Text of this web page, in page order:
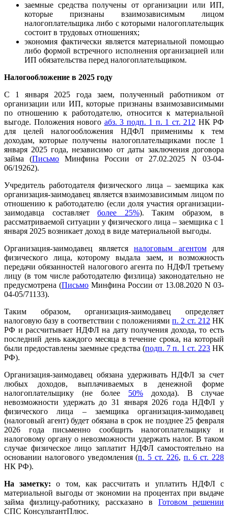
заемные средства получены от организации или ИП,
которые признаны взаимозависимым лицом
налогоплательщика либо с которыми налогоплательщик
состоит в трудовых отношениях;
экономия фактически является материальной помощью
либо формой встречного исполнения организацией или
ИП обязательства перед налогоплательщиком.
Налогообложение в 2025 году
С 1 января 2025 года заем, полученный работником от
организации или ИП, которые признаны взаимозависимыми
по отношению к работодателю, относится к материальной
выгоде. Положения нового абз. 3 подп. 1 п. 1 ст. 212 НК РФ
для целей налогообложения НДФЛ применимы к тем
доходам, которые получены налогоплательщиками после 1
января 2025 года, независимо от даты заключения договора
займа (Письмо Минфина России от 27.02.2025 N 03-04-
06/19262).
Учредитель работодателя физического лица – заемщика как
организация-заимодавец является взаимозависимым лицом по
отношению к работодателю (если доля участия организации-
заимодавца составляет более 25%). Таким образом, в
рассматриваемой ситуации у физического лица – заемщика с 1
января 2025 возникает доход в виде материальной выгоды.
Организация-заимодавец является налоговым агентомдля
физического лица, которому выдала заем, и возможность
передачи обязанностей налогового агента по НДФЛ третьему
лицу (в том числе работодателю физлица) законодательно не
предусмотрена (Письмо Минфина России от 13.08.2020 N 03-
04-05/71133).
Таким образом, организация-заимодавец определяет
налоговую базу в соответствии с положениямип. 2 ст. 212 НК
РФ и рассчитывает НДФЛ на дату получения дохода, то есть
последний день каждого месяца в течение срока, на который
были предоставлены заемные средства (подп. 7 п. 1 ст. 223 НК
РФ).
Организация-заимодавец обязана удерживать НДФЛ за счет
любых доходов, выплачиваемых в денежной форме
налогоплательщику (не более 50% дохода). В случае
невозможности удержать до 31 января 2026 года НДФЛ у
физического лица – заемщика организация-заимодавец
(налоговый агент) будет обязана в срок не позднее 25 февраля
2026 года письменно сообщить налогоплательщику и
налоговому органу о невозможности удержать налог. В таком
случае физическое лицо заплатит НДФЛ самостоятельно на
основании налогового уведомления (п. 5 ст. 226, п. 6 ст. 228
НК РФ).
На заметку: о том, как рассчитать и уплатить НДФЛ с
материальной выгоды от экономии на процентах при выдаче
займа физлицу-работнику, рассказано в Готовом решении
СПС КонсультантПлюс.